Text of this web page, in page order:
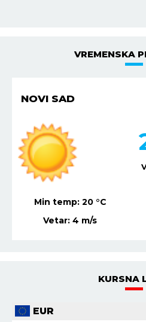
VREMENSKA
NIŠ
Min temp:22 °C
Vetar:7 m/s
KURSNA
EUR